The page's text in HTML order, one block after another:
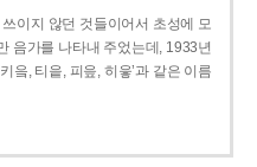
쓰이지 않던 것들이어서 초성에 모
음가를 나타내 주었는데, 1933년
읔, 티읕, 피읖, 히읗’과 같은 이름